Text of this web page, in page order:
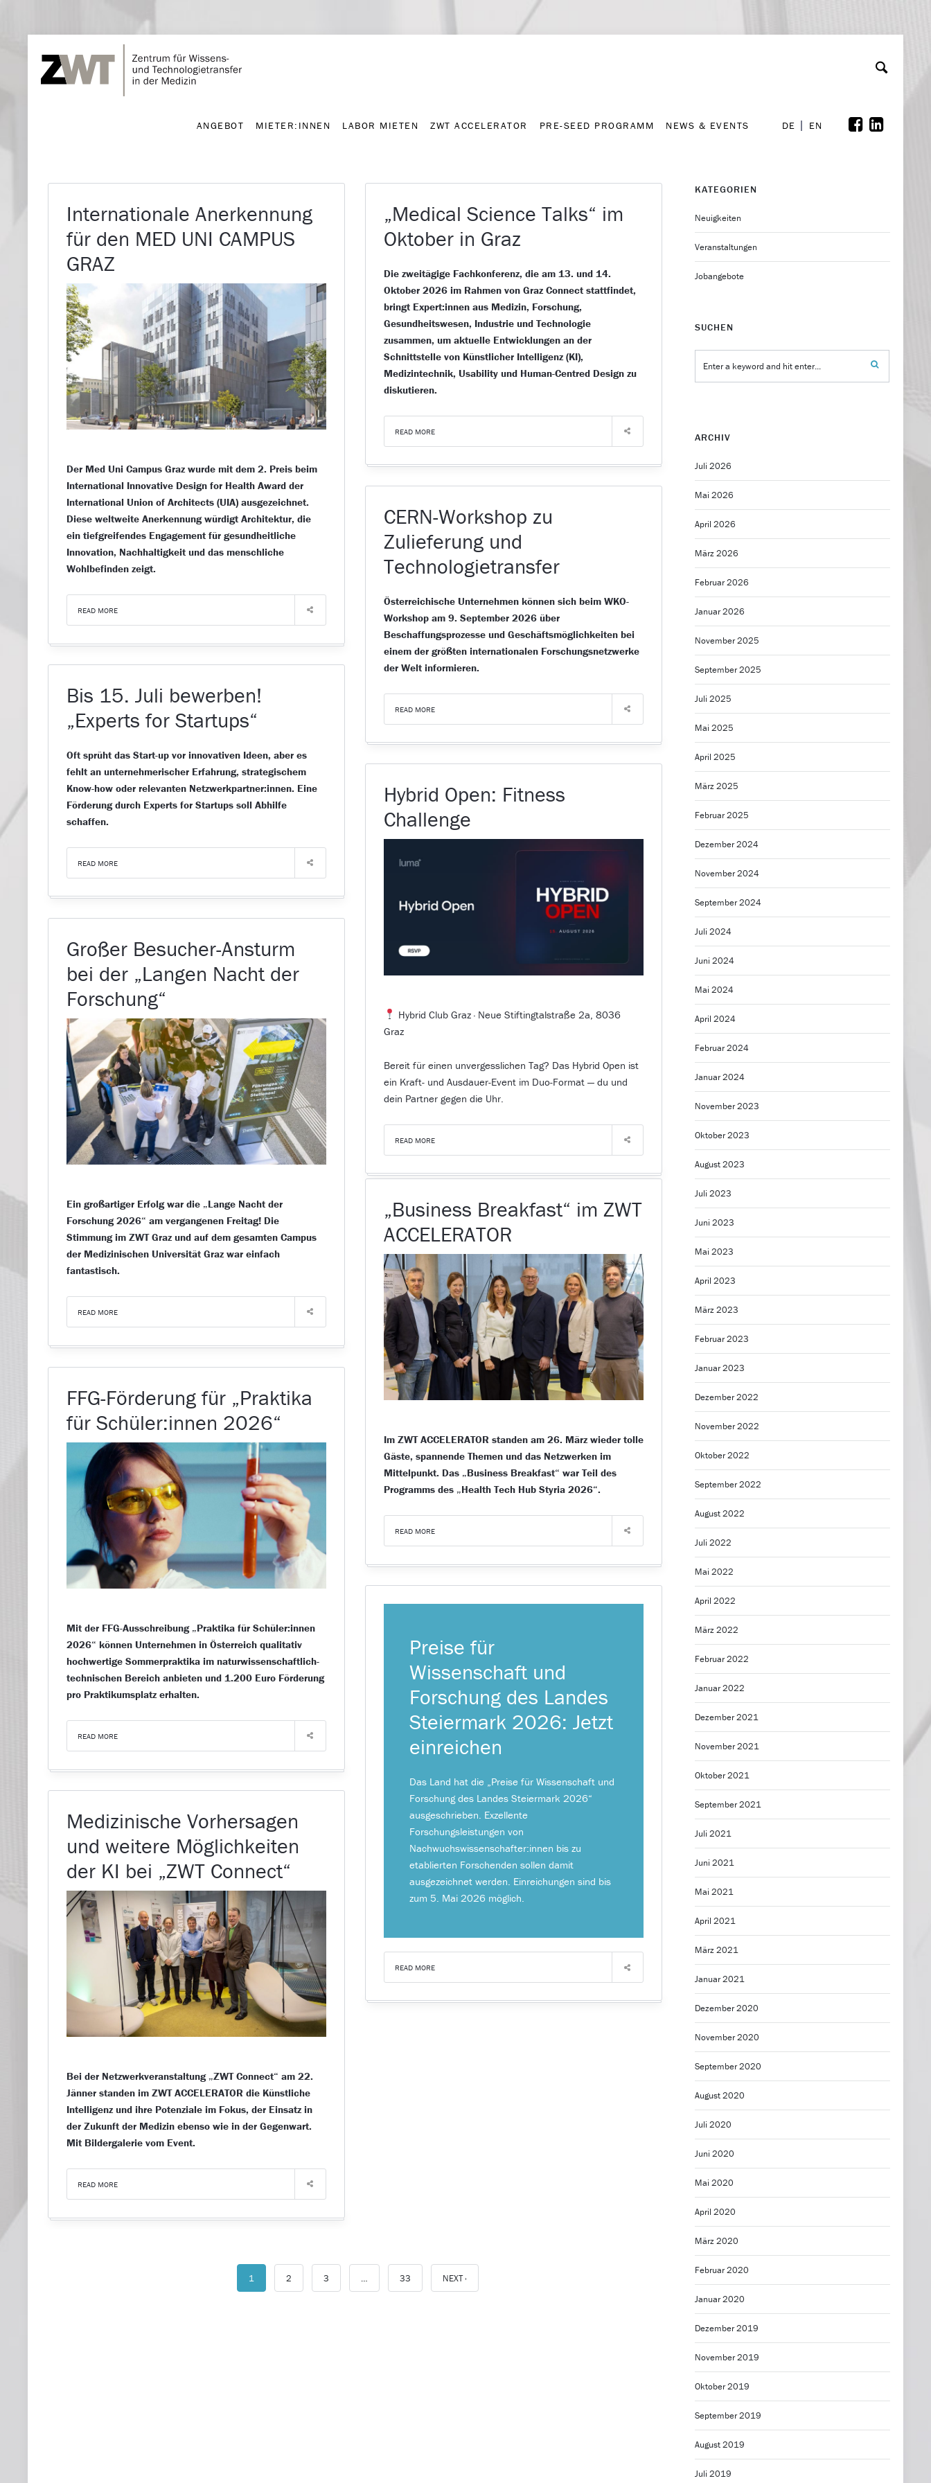
ANGEBOT
ANGEBOT MIETER:INNEN LABOR MIETEN ZWT ACCELERATOR PRE-SEED PROGRAMM NEWS & EVENTS DE EN
Internationale Anerkennung
für den MED UNI CAMPUS
GRAZ
Der Med Uni Campus Graz wurde mit dem 2. Preis beim
International Innovative Design for Health Award der
International Union of Architects (UIA) ausgezeichnet.
Diese weltweite Anerkennung würdigt Architektur, die
ein tiefgreifendes Engagement für gesundheitliche
Innovation, Nachhaltigkeit und das menschliche
Wohlbefinden zeigt.
READ MORE
„Medical Science Talks“ im
Oktober in Graz
Die zweitägige Fachkonferenz, die am 13. und 14.
Oktober 2026 im Rahmen von Graz Connect stattfindet,
bringt Expert:innen aus Medizin, Forschung,
Gesundheitswesen, Industrie und Technologie
zusammen, um aktuelle Entwicklungen an der
Schnittstelle von Künstlicher Intelligenz (KI),
Medizintechnik, Usability und Human-Centred Design zu
diskutieren.
READ MORE
CERN-Workshop zu
Zulieferung und
Technologietransfer
Österreichische Unternehmen können sich beim WKO-
Workshop am 9. September 2026 über
Beschaffungsprozesse und Geschäftsmöglichkeiten bei
einem der größten internationalen Forschungsnetzwerke
der Welt informieren.
READ MORE
Bis 15. Juli bewerben!
„Experts for Startups“
Oft sprüht das Start-up vor innovativen Ideen, aber es
fehlt an unternehmerischer Erfahrung, strategischem
Know-how oder relevanten Netzwerkpartner:innen. Eine
Förderung durch Experts for Startups soll Abhilfe
schaffen.
READ MORE
Hybrid Open: Fitness
Challenge
Hybrid Club Graz · Neue Stiftingtalstraße 2a, 8036
Graz
​Bereit für einen unvergesslichen Tag? Das Hybrid Open ist
ein Kraft- und Ausdauer-Event im Duo-Format — du und
dein Partner gegen die Uhr.
READ MORE
Großer Besucher-Ansturm
bei der „Langen Nacht der
Forschung“
Ein großartiger Erfolg war die „Lange Nacht der
Forschung 2026“ am vergangenen Freitag! Die
Stimmung im ZWT Graz und auf dem gesamten Campus
der Medizinischen Universität Graz war einfach
fantastisch.
READ MORE
„Business Breakfast“ im ZWT
ACCELERATOR
Im ZWT ACCELERATOR standen am 26. März wieder tolle
Gäste, spannende Themen und das Netzwerken im
Mittelpunkt. Das „Business Breakfast“ war Teil des
Programms des „Health Tech Hub Styria 2026“.
READ MORE
FFG-Förderung für „Praktika
für Schüler:innen 2026“
Mit der FFG-Ausschreibung „Praktika für Schüler:innen
2026“ können Unternehmen in Österreich qualitativ
hochwertige Sommerpraktika im naturwissenschaftlich-
technischen Bereich anbieten und 1.200 Euro Förderung
pro Praktikumsplatz erhalten.
READ MORE
Preise für
Wissenschaft und
Forschung des Landes
Steiermark 2026: Jetzt
einreichen
Das Land hat die „Preise für Wissenschaft und
Forschung des Landes Steiermark 2026“
ausgeschrieben. Exzellente
Forschungsleistungen von
Nachwuchswissenschafter:innen bis zu
etablierten Forschenden sollen damit
ausgezeichnet werden. Einreichungen sind bis
zum 5. Mai 2026 möglich.
READ MORE
Medizinische Vorhersagen
und weitere Möglichkeiten
der KI bei „ZWT Connect“
Bei der Netzwerkveranstaltung „ZWT Connect“ am 22.
Jänner standen im ZWT ACCELERATOR die Künstliche
Intelligenz und ihre Potenziale im Fokus, der Einsatz in
der Zukunft der Medizin ebenso wie in der Gegenwart.
Mit Bildergalerie vom Event.
READ MORE
1 2 3 … 33 NEXT ›
KATEGORIEN
Neuigkeiten
Veranstaltungen
Jobangebote
SUCHEN
ARCHIV
Juli 2026
Mai 2026
April 2026
März 2026
Februar 2026
Januar 2026
November 2025
September 2025
Juli 2025
Mai 2025
April 2025
März 2025
Februar 2025
Dezember 2024
November 2024
September 2024
Juli 2024
Juni 2024
Mai 2024
April 2024
Februar 2024
Januar 2024
November 2023
Oktober 2023
August 2023
Juli 2023
Juni 2023
Mai 2023
April 2023
März 2023
Februar 2023
Januar 2023
Dezember 2022
November 2022
Oktober 2022
September 2022
August 2022
Juli 2022
Mai 2022
April 2022
März 2022
Februar 2022
Januar 2022
Dezember 2021
November 2021
Oktober 2021
September 2021
Juli 2021
Juni 2021
Mai 2021
April 2021
März 2021
Januar 2021
Dezember 2020
November 2020
September 2020
August 2020
Juli 2020
Juni 2020
Mai 2020
April 2020
März 2020
Februar 2020
Januar 2020
Dezember 2019
November 2019
Oktober 2019
September 2019
August 2019
Juli 2019